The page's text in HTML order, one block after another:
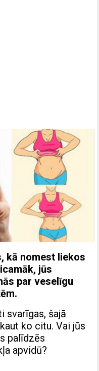
kā nomest liekos
jūs
par veselīgu
svarīgas, šajā
ko citu. Vai jūs
palīdzēs
apvidū?